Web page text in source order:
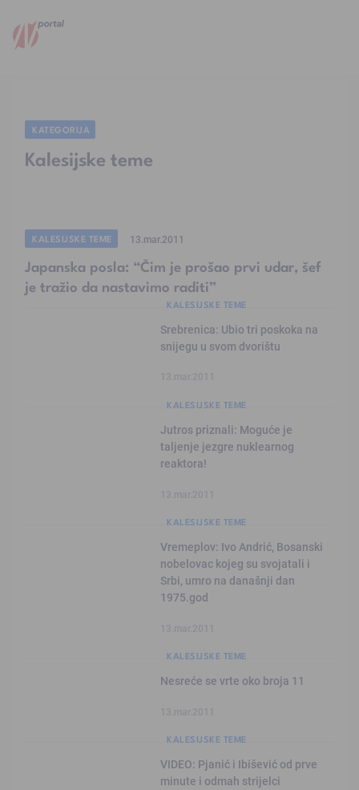
KATEGORIJA
Kalesijske teme
KALESIJSKE TEME 13.mar.2011
Japanska posla: “Čim je prošao prvi udar, šef
je tražio da nastavimo raditi”
KALESIJSKE TEME
Srebrenica: Ubio tri poskoka na
snijegu u svom dvorištu
KALESIJSKE TEME
Jutros priznali: Moguće je
taljenje jezgre nuklearnog
reaktora!
KALESIJSKE TEME
Vremeplov: Ivo Andrić, Bosanski
nobelovac kojeg su svojatali i
Srbi, umro na današnji dan
1975.god
KALESIJSKE TEME
Nesreće se vrte oko broja 11
KALESIJSKE TEME
VIDEO: Pjanić i Ibišević od prve
minute i odmah strijelci